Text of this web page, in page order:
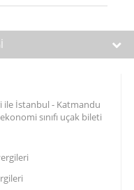
ile İstanbul - Katmandu
sınıfı uçak bileti